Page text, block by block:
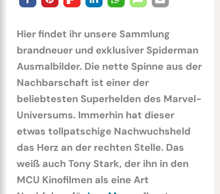
Hier findet ihr unsere Sammlung
brandneuer und exklusiver Spiderman
Ausmalbilder. Die nette Spinne aus der
Nachbarschaft ist einer der
beliebtesten Superhelden des Marvel-
Universums. Immerhin hat dieser
etwas tollpatschige Nachwuchsheld
das Herz an der rechten Stelle. Das
weiß auch Tony Stark, der ihn in den
MCU Kinofilmen als eine Art